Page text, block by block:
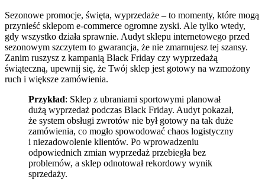
Sezonowe promocje, święta, wyprzedaże – to momenty, które mogą
przynieść sklepom e-commerce ogromne zyski. Ale tylko wtedy,
gdy wszystko działa sprawnie. Audyt sklepu internetowego przed
sezonowym szczytem to gwarancja, że nie zmarnujesz tej szansy.
Zanim ruszysz z kampanią Black Friday czy wyprzedażą
świąteczną, upewnij się, że Twój sklep jest gotowy na wzmożony
ruch i większe zamówienia.
Przykład: Sklep z ubraniami sportowymi planował
dużą wyprzedaż podczas Black Friday. Audyt pokazał,
że system obsługi zwrotów nie był gotowy na tak duże
zamówienia, co mogło spowodować chaos logistyczny
i niezadowolenie klientów. Po wprowadzeniu
odpowiednich zmian wyprzedaż przebiegła bez
problemów, a sklep odnotował rekordowy wynik
sprzedaży.